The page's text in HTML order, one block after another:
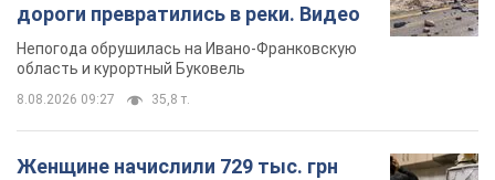
дороги превратились в реки. Видео
Непогода обрушилась на Ивано-Франковскую
область и курортный Буковель
8.08.2026 09:27 35,8 т.
Женщине начислили 729 тыс. грн